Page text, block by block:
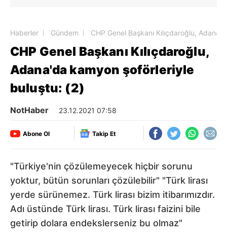
Haberler Gündem CHP Genel Başkanı Kılıçdaroğlu,
CHP Genel Başkanı Kılıçdaroğlu,
Adana'da kamyon şoförleriyle
buluştu: (2)
NotHaber 23.12.2021 07:58
Abone Ol Takip Et
"Türkiye'nin çözülemeyecek hiçbir sorunu
yoktur, bütün sorunları çözülebilir" "Türk lirası
yerde sürünemez. Türk lirası bizim itibarımızdır.
Adı üstünde Türk lirası. Türk lirası faizini bile
getirip dolara endekslerseniz bu olmaz"